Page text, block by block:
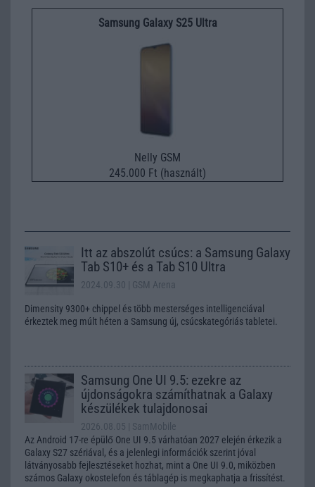
Samsung Galaxy S25 Ultra
Nelly GSM
245.000 Ft (használt)
Itt az abszolút csúcs: a Samsung Galaxy
Tab S10+ és a Tab S10 Ultra
2024.09.30 | GSM Arena
Dimensity 9300+ chippel és több mesterséges intelligenciával
érkeztek meg múlt héten a Samsung új, csúcskategóriás tabletei.
Samsung One UI 9.5: ezekre az
újdonságokra számíthatnak a Galaxy
készülékek tulajdonosai
2026.08.05
| SamMobile
Az Android 17-re épülő One UI 9.5 várhatóan 2027 elején érkezik a
Galaxy S27 szériával, és a jelenlegi információk szerint jóval
látványosabb fejlesztéseket hozhat, mint a One UI 9.0, miközben
számos Galaxy okostelefon és táblagép is megkaphatja a frissítést.